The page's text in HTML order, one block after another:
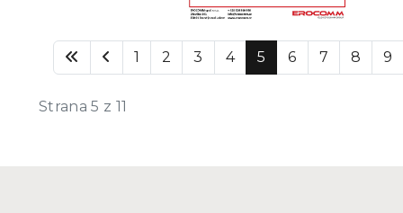
1 2 3 4 5 6 7 8 9
Strana 5 z 11